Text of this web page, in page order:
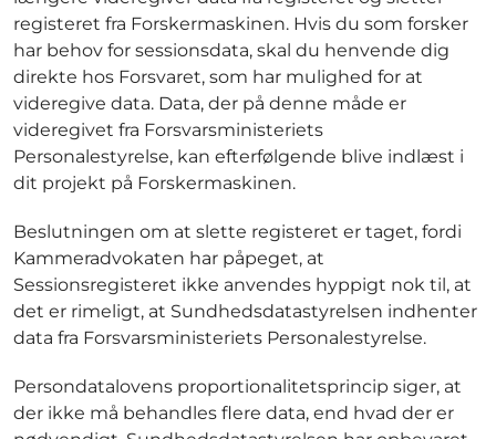
registeret fra Forskermaskinen. Hvis du som forsker
har behov for sessionsdata, skal du henvende dig
direkte hos Forsvaret, som har mulighed for at
videregive data. Data, der på denne måde er
videregivet fra Forsvarsministeriets
Personalestyrelse, kan efterfølgende blive indlæst i
dit projekt på Forskermaskinen.
Beslutningen om at slette registeret er taget, fordi
Kammeradvokaten har påpeget, at
Sessionsregisteret ikke anvendes hyppigt nok til, at
det er rimeligt, at Sundhedsdatastyrelsen indhenter
data fra Forsvarsministeriets Personalestyrelse.
Persondatalovens proportionalitetsprincip siger, at
der ikke må behandles flere data, end hvad der er